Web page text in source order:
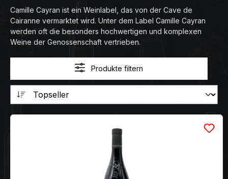
Camille Cayran ist ein Weinlabel, das von der Cave de
Cairanne vermarktet wird. Unter dem Label Camille Cayran
werden oft die besonders hochwertigen und komplexen
Weine der Genossenschaft vertrieben.
Produkte filtern